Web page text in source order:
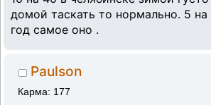
домой таскать то нормально. 5 на
год самое оно .
Paulson
Карма: 177